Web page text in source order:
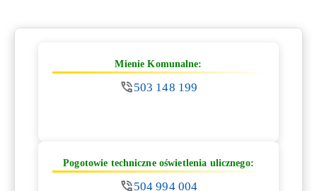
Mienie Komunalne:
503 148 199
Pogotowie techniczne oświetlenia ulicznego:
504 994 004